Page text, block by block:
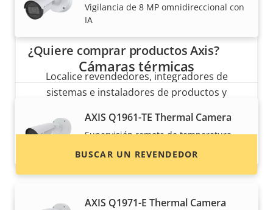
Vigilancia de 8 MP omnidireccional con
IA
Cámaras térmicas
AXIS Q1961-TE Thermal Camera
Supervisión remota de temperatura
AXIS Q1971-E Thermal Camera
¿Quiere comprar productos Axis?
Localice revendedores, integradores de
sistemas e instaladores de productos y
BUSCAR UN REVENDEDOR